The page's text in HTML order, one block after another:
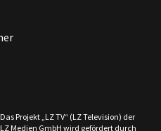
Das Projekt „LZ TV“ (LZ Television) der
LZ Medien GmbH wird gefördert durch